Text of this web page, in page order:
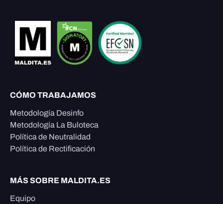
CÓMO TRABAJAMOS
Metodología Desinfo
Metodología La Buloteca
Política de Neutralidad
Política de Rectificación
MÁS SOBRE MALDITA.ES
Equipo